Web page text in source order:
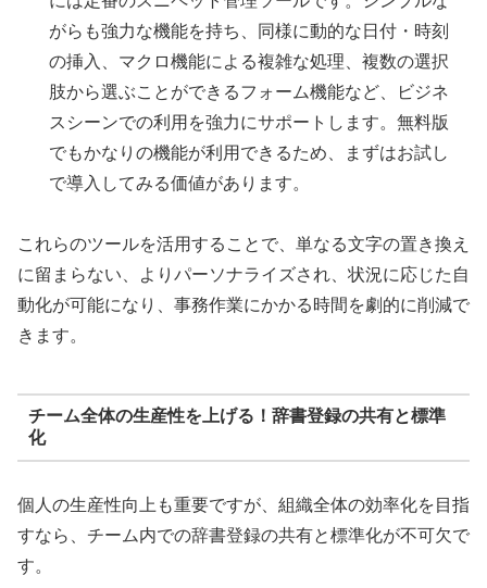
がらも強力な機能を持ち、同様に動的な日付・時刻
の挿入、マクロ機能による複雑な処理、複数の選択
肢から選ぶことができるフォーム機能など、ビジネ
スシーンでの利用を強力にサポートします。無料版
でもかなりの機能が利用できるため、まずはお試し
で導入してみる価値があります。
これらのツールを活用することで、単なる文字の置き換え
に留まらない、よりパーソナライズされ、状況に応じた自
動化が可能になり、事務作業にかかる時間を劇的に削減で
きます。
チーム全体の生産性を上げる！辞書登録の共有と標準
化
個人の生産性向上も重要ですが、組織全体の効率化を目指
すなら、チーム内での辞書登録の共有と標準化が不可欠で
す。